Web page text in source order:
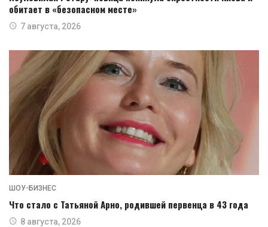
обитает в «безопасном месте»
7 августа, 2026
ШОУ-БИЗНЕС
Что стало с Татьяной Арно, родившей первенца в 43 года
8 августа, 2026